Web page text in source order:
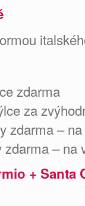
zdarma
za
zdarma –
– na
+ Santa